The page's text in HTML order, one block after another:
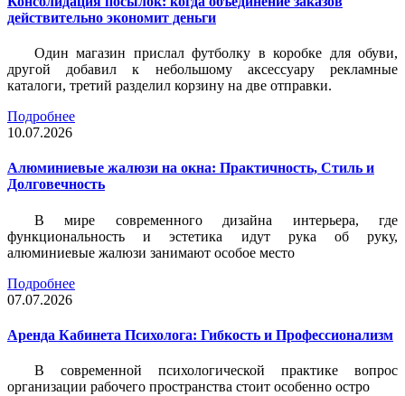
действительно экономит деньги
Один магазин прислал футболку в коробке для обуви,
другой добавил к небольшому аксессуару рекламные
каталоги, третий разделил корзину на две отправки.
Подробнее
10.07.2026
Алюминиевые жалюзи на окна: Практичность, Стиль и
Долговечность
В мире современного дизайна интерьера, где
функциональность и эстетика идут рука об руку,
алюминиевые жалюзи занимают особое место
Подробнее
07.07.2026
Аренда Кабинета Психолога: Гибкость и Профессионализм
В современной психологической практике вопрос
организации рабочего пространства стоит особенно остро